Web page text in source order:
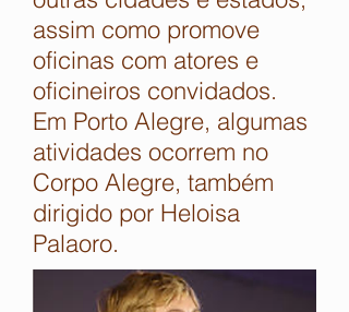
assim como promove
oficinas com atores e
oficineiros convidados.
Em Porto Alegre, algumas
atividades ocorrem no
Corpo Alegre, também
dirigido por Heloisa
Palaoro.